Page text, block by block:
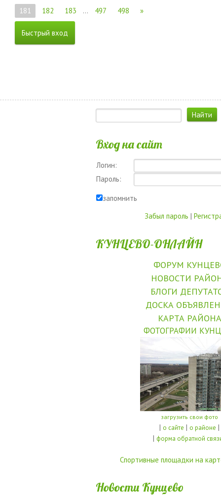
181
182 183 … 497 498 »
Вход на сайт
Логин:
Пароль:
запомнить
Забыл пароль |
КУНЦЕВО-ОНЛАЙН
ФОРУМ
НОВОСТИ
БЛОГИ
ДОСКА
КАРТА РАЙОНА
ФОТОГРАФИИ
загрузить свои фото
| о сайте | о районе |
| форма обратной
Спортивные площадки на
Новости Кунцево